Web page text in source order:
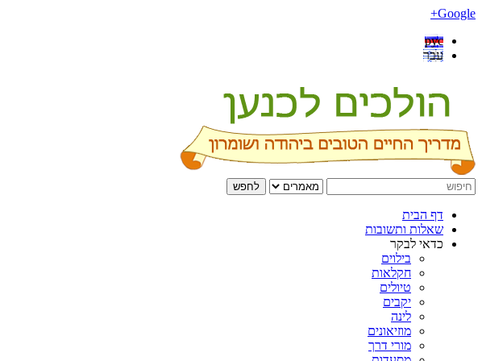
Google+
рус
עבר
לחפש
דף הבית
שאלות ותשובות
כדאי לבקר
בילוים
חקלאות
טיולים
יקבים
לינה
מוזיאונים
מורי דרך